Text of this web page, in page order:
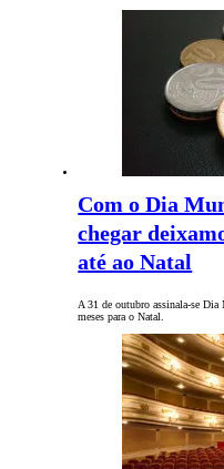
Com o Dia
chegar
até ao Natal
A 31 de outubro assinala-se
meses para o Natal.